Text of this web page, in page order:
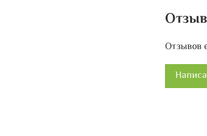
Зонт
ветра.
Отзывов